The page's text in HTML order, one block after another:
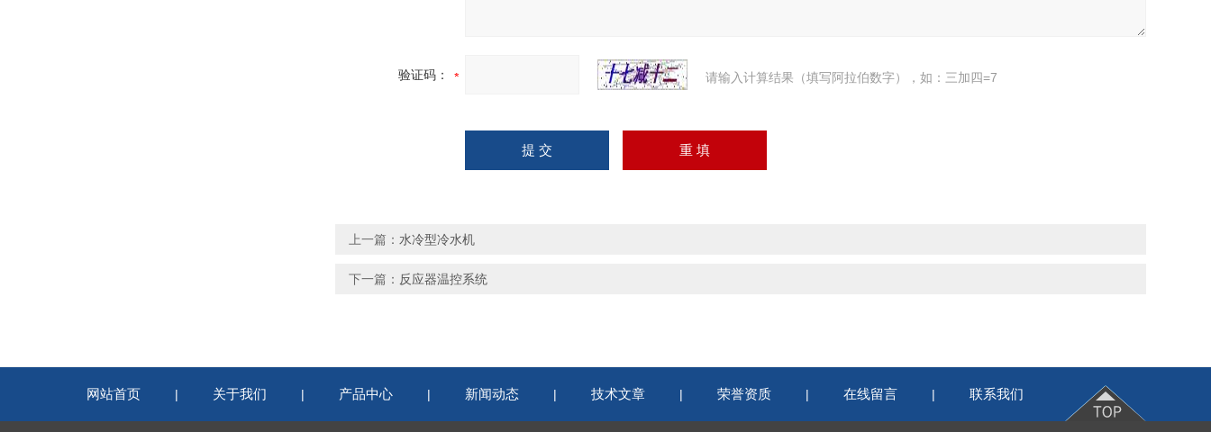
验证码： 请输入计算结果（填写阿拉伯数字），如：三加四=7
上一篇： 水冷型冷水机
下一篇： 反应器温控系统
网站首页 | 关于我们 | 产品中心 | 新闻动态 | 技术文章 | 荣誉资质 | 在线留言 | 联系我们